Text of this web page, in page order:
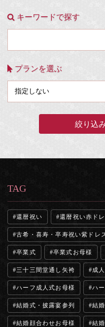
キーワードで探す
プランを選ぶ
TAG
還暦祝い 還暦祝い赤ド
古希・喜寿・卒寿祝い紫ドレ
卒業式 卒業式お母様
三十三間堂通し矢袴 成
ハーフ成人式お母様 ハ
結婚式・披露宴参列 結
結婚顔合わせお母様 結